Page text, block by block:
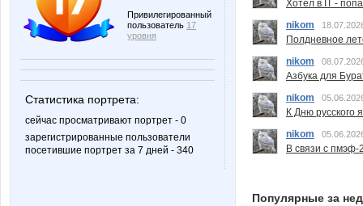
Привилегированный
пользователь 17
уровня
Статистика портрета:
сейчас просматривают портрет - 0
зарегистрированные пользователи
посетившие портрет за 7 дней - 340
Хотел в IT -
nikom
Полдневное
nikom
Азбука для
nikom
К Дню русского
nikom
В связи с пмэф-
Популярные за